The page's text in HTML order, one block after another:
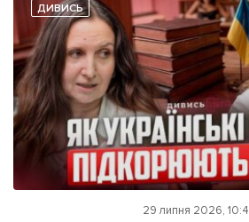
ДИВИСЬ
29 липня 2026,